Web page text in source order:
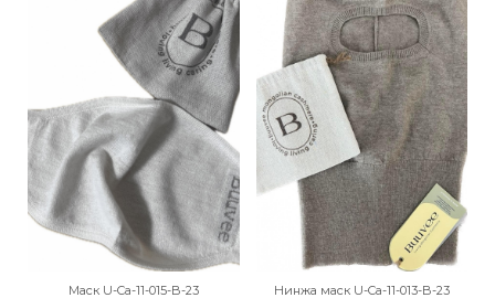
Маск U-Ca-11-015-B-23
Нинжа маск U-Ca-11-013-B-23